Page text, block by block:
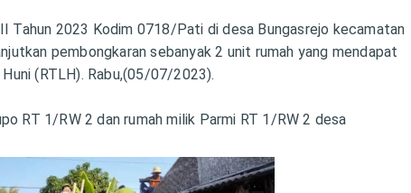
Tahun 2023 Kodim 0718/Pati di desa Bungasrejo kecamatan
pembongkaran sebanyak 2 unit rumah yang mendapat
(RTLH). Rabu,(05/07/2023).
RT 1/RW 2 dan rumah milik Parmi RT 1/RW 2 desa